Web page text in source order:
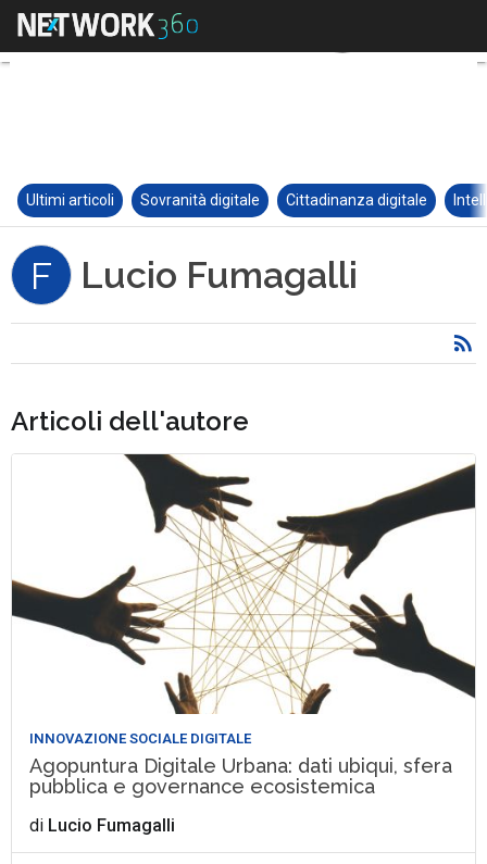
Ultimi articoli Sovranità digitale Cittadinanza digitale
F Lucio Fumagalli
Articoli dell'autore
INNOVAZIONE SOCIALE DIGITALE
Agopuntura Digitale Urbana: dati ubiqui, sfera
pubblica e governance ecosistemica
di Lucio Fumagalli